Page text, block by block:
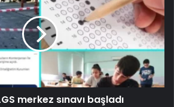
merkez sınavı başladı